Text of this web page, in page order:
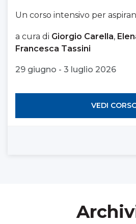
Un corso intensivo per
a cura di Giorgio Carella,
Francesca Tassini
29 giugno - 3 luglio 2026
VEDI